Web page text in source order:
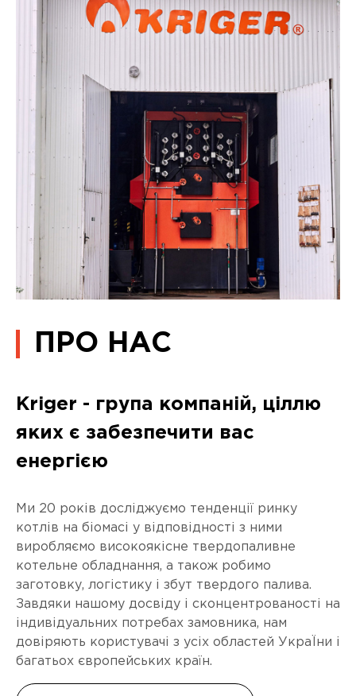
ПРО НАС
Kriger - група компаній, ціллю
яких є забезпечити вас
енергією
Ми 20 років досліджуємо тенденції ринку
котлів на біомасі у відповідності з ними
виробляємо високоякісне твердопаливне
котельне обладнання, а також робимо
заготовку, логістику і збут твердого палива.
Завдяки нашому досвіду і сконцентрованості на
індивідуальних потребах замовника, нам
довіряють користувачі з усіх областей УкраЇни і
багатьох європейських країн.